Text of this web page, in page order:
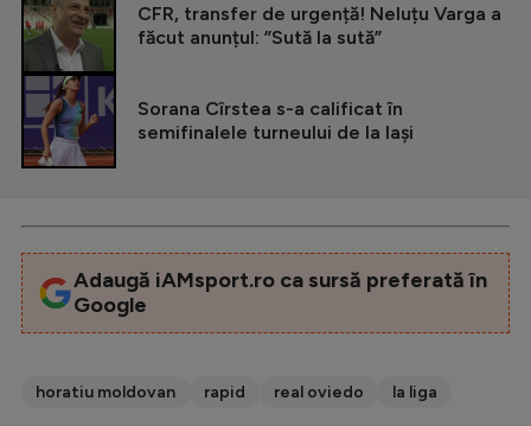
CFR, transfer de urgență! Neluțu Varga a
făcut anunțul: ”Sută la sută”
Sorana Cîrstea s-a calificat în
semifinalele turneului de la Iași
Adaugă iAMsport.ro ca sursă preferată în
Google
horatiu moldovan rapid real oviedo la liga